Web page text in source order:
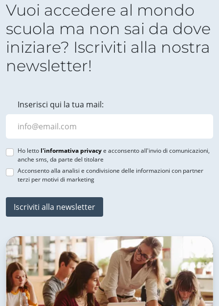
Vuoi accedere al mondo
scuola ma non sai da dove
iniziare? Iscriviti alla nostra
newsletter!
Inserisci qui la tua mail:
Ho letto l'informativa privacye acconsento all'invio di comunicazioni,
anche sms, da parte del titolare
Acconsento alla analisi e condivisione delle informazioni con partner
terzi per motivi di marketing
Iscriviti alla newsletter